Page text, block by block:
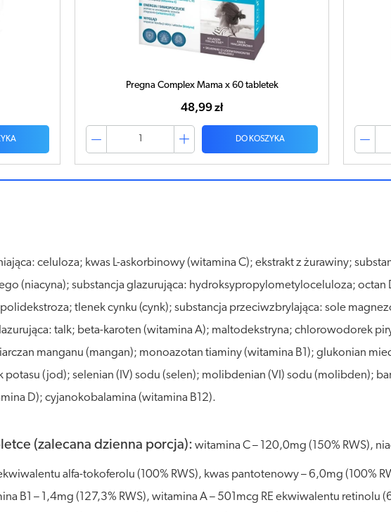
Pregna Complex Mama x 60 tabletek
48,99 zł
DO KOSZYKA
celuloza; kwas L-askorbinowy (witamina C); ekstrakt z żurawiny;
(niacyna); substancja glazurująca: hydroksypropylometyloceluloza; octan
tlenek cynku (cynk); substancja przeciwzbrylająca: sole
talk; beta-karoten (witamina A); maltodekstryna; chlorowodorek
manganu (mangan); monoazotan tiaminy (witamina B1); glukonian
(jod); selenian (IV) sodu (selen); molibdenian (VI) sodu (molibden);
D); cyjanokobalamina (witamina B12).
(zalecana dzienna porcja): witamina C – 120,0mg (150% RWS),
alfa-tokoferolu (100% RWS), kwas pantotenowy – 6,0mg (100%
B1 – 1,4mg (127,3% RWS), witamina A – 501mcg RE ekwiwalentu retinolu